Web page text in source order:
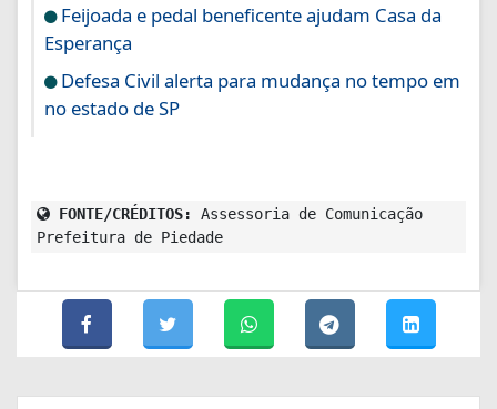
Feijoada e pedal beneficente ajudam Casa da
Esperança
Defesa Civil alerta para mudança no tempo em
no estado de SP
FONTE/CRÉDITOS:
Assessoria de Comunicação
Prefeitura de Piedade